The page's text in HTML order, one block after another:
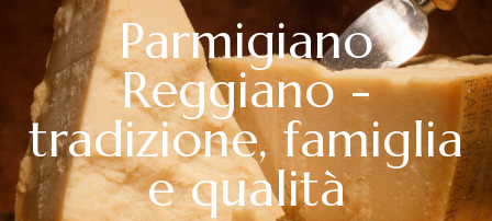
Parmigiano
Reggiano -
tradizione, famiglia
e qualità